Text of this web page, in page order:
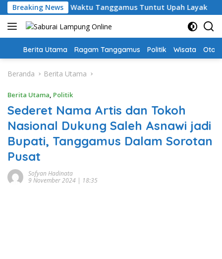
Langsung
ke
konten
Breaking News
PPPK Paruh Waktu Tanggamus Tuntut Upah Layak
Home
Berita Utama Ragam Tanggamus Politik Wisata Oto
Beranda Berita Utama
Berita Utama, Politik
Sederet Nama Artis dan Tokoh
Nasional Dukung Saleh Asnawi jadi
Bupati, Tanggamus Dalam Sorotan
Pusat
Sofyan Hadinata
9 November 2024 | 18:35